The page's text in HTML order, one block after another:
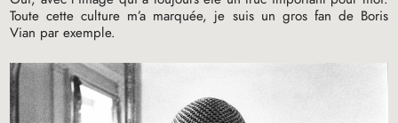
Toute cette culture m’a marquée, je suis un gros fan de Boris
Vian par exemple.